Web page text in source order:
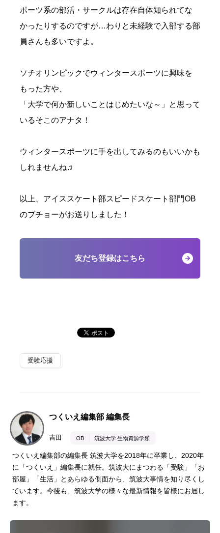
ポーツ系の部活・サークルは存在自体知られてな
かったりするのですが…わりと未経験で入部する部
員さんも多いですよ。
ソチオリンピックでウィンタースポーツに興味を
もった方や、
「大学で何か新しいことはじめたいな～」と思って
いるそこのアナタ！
ウィンタースポーツに手を出してみるのもいいかも
しれませんね♫
以上、アイススケート部スピードスケート部門OB
のブチョーがお送りしました！
友だち登録はこちら
受験応援
つくいえ編集部 編集長
吉田 OB 筑波大学 生物資源学類
つくいえ編集部の編集長 筑波大学を2018年に卒業し、2020年
に「つくいえ」編集長に就任。筑波大にまつわる「受験」「お
部屋」「生活」とあらゆる側面から、筑波大事情を知り尽くし
ています。今後も、筑波大学の様々な最新情報を皆様にお届し
ます。